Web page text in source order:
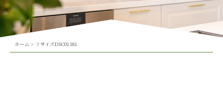
ホーム > リサイズDSC01381